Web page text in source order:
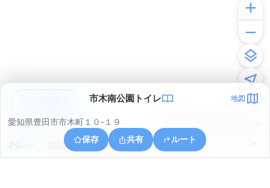
市木南公園トイレ 地図
愛知県豊田市市木町１０-１９
保存
共有 ルート
愛知県豊田市市木町１０丁目６